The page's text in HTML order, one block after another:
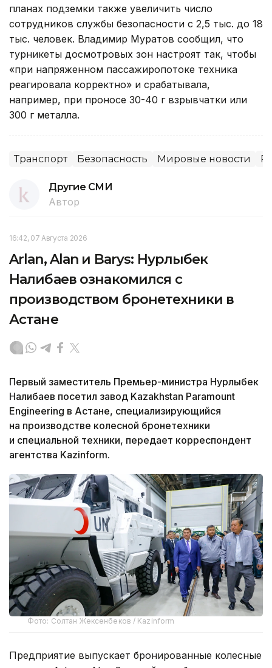
планах подземки также увеличить число
сотрудников службы безопасности с 2,5 тыс. до 18
тыс. человек. Владимир Муратов сообщил, что
турникеты досмотровых зон настроят так, чтобы
«при напряженном пассажиропотоке техника
реагировала корректно» и срабатывала,
например, при проносе 30-40 г взрывчатки или
300 г металла.
Транспорт Безопасность Мировые новости
Другие СМИ
Автор
16:42, 07 Августа 2026
Arlan, Alan и Barys: Нурлыбек
Налибаев ознакомился с
производством бронетехники в
Астане
Первый заместитель Премьер-министра Нурлыбек
Налибаев посетил завод Kazakhstan Paramount
Engineering в Астане, специализирующийся
на производстве колесной бронетехники
и специальной техники, передает корреспондент
агентства Kazinform.
Фото: Солтан Жексенбеков / Kazinform
Предприятие выпускает бронированные колесные